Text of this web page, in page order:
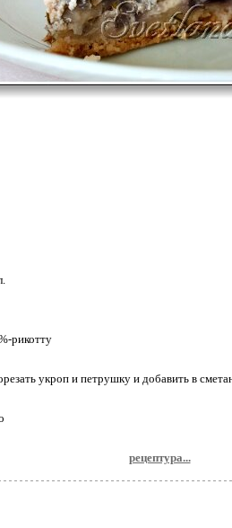
рикотту
укроп и петрушку и добавить в
рецептура...